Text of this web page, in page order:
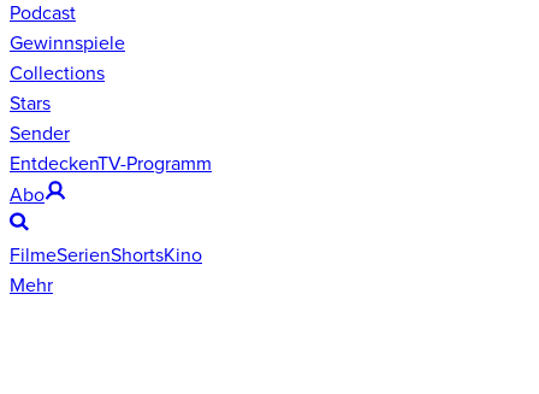
Podcast
Gewinnspiele
Collections
Stars
Sender
EntdeckenTV-Programm
Abo
FilmeSerienShortsKino
Mehr